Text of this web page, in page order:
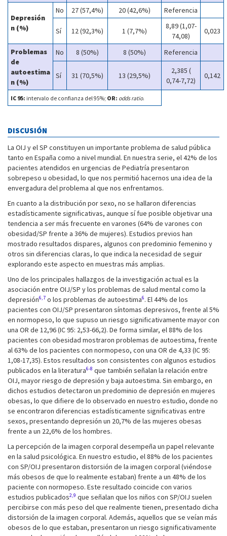
Depresión
n (%)
No 27 (57,4%) 20 (42,6%) Referencia
Sí 12 (92,3%) 1 (7,7%)
8,89 (1,07-
74,08)
0,023
Problemas
de
autoestima
n (%)
No 8 (50%) 8 (50%) Referencia
Sí 31 (70,5%) 13 (29,5%)
2,385 (
0,74-7,72)
0,142
IC 95: intervalo de confianza del 95%; OR: odds ratio.
DISCUSIÓN
La OIJ y el SP constituyen un importante problema de salud pública
tanto en España como a nivel mundial. En nuestra serie, el 42% de los
pacientes atendidos en urgencias de Pediatría presentaron
sobrepeso u obesidad, lo que nos permitió hacernos una idea de la
envergadura del problema al que nos enfrentamos.
En cuanto a la distribución por sexo, no se hallaron diferencias
estadísticamente significativas, aunque sí fue posible objetivar una
tendencia a ser más frecuente en varones (64% de varones con
obesidad/SP frente a 36% de mujeres). Estudios previos han
mostrado resultados dispares, algunos con predominio femenino y
otros sin diferencias claras, lo que indica la necesidad de seguir
explorando este aspecto en muestras más amplias.
Uno de los principales hallazgos de la investigación actual es la
asociación entre OIJ/SP y los problemas de salud mental como la
depresión6,7 o los problemas de autoestima6. El 44% de los
pacientes con OIJ/SP presentaron síntomas depresivos, frente al 5%
en normopeso, lo que supuso un riesgo significativamente mayor con
una OR de 12,96 (IC 95: 2,53-66,2). De forma similar, el 88% de los
pacientes con obesidad mostraron problemas de autoestima, frente
al 63% de los pacientes con normopeso, con una OR de 4,33 (IC 95:
1,08-17,35). Estos resultados son consistentes con algunos estudios
publicados en la literatura6-8 que también señalan la relación entre
OIJ, mayor riesgo de depresión y baja autoestima. Sin embargo, en
dichos estudios detectaron un predominio de depresión en mujeres
obesas, lo que difiere de lo observado en nuestro estudio, donde no
se encontraron diferencias estadísticamente significativas entre
sexos, presentando depresión un 20,7% de las mujeres obesas
frente a un 22,6% de los hombres.
La percepción de la imagen corporal desempeña un papel relevante
en la salud psicológica. En nuestro estudio, el 88% de los pacientes
con SP/OIJ presentaron distorsión de la imagen corporal (viéndose
más obesos de que lo realmente estaban) frente a un 48% de los
paciente con normopeso. Este resultado coincide con varios
estudios publicados2,9 que señalan que los niños con SP/OIJ suelen
percibirse con más peso del que realmente tienen, presentado dicha
distorsión de la imagen corporal. Además, aquellos que se veían más
obesos de lo que estaban, presentaron un riesgo significativamente